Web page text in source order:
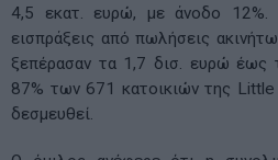
4,5 εκατ. ευρώ, με άνοδο 12%.
εισπράξεις από πωλήσεις
ξεπέρασαν τα 1,7 δισ. ευρώ
87% των 671 κατοικιών της
δεσμευθεί.